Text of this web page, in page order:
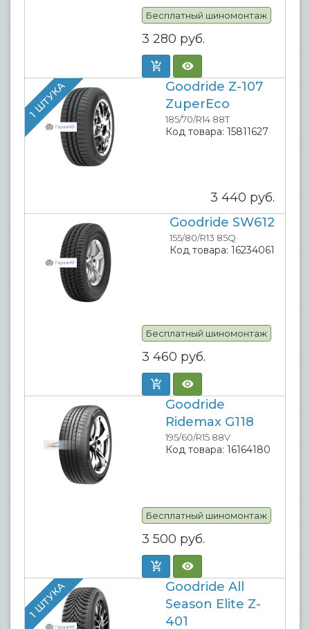
Бесплатный шиномонтаж
3 280 руб.
1 ШТУКА
Goodride Z-107
ZuperEco
185/70/R14 88T
Код товара: 15811627
3 440 руб.
Goodride SW612
155/80/R13 85Q
Код товара: 16234061
Бесплатный шиномонтаж
3 460 руб.
Goodride
Ridemax G118
195/60/R15 88V
Код товара: 16164180
Бесплатный шиномонтаж
3 500 руб.
1 ШТУКА
Goodride All
Season Elite Z-
401